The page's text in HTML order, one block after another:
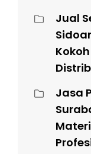
Jual
Jasa